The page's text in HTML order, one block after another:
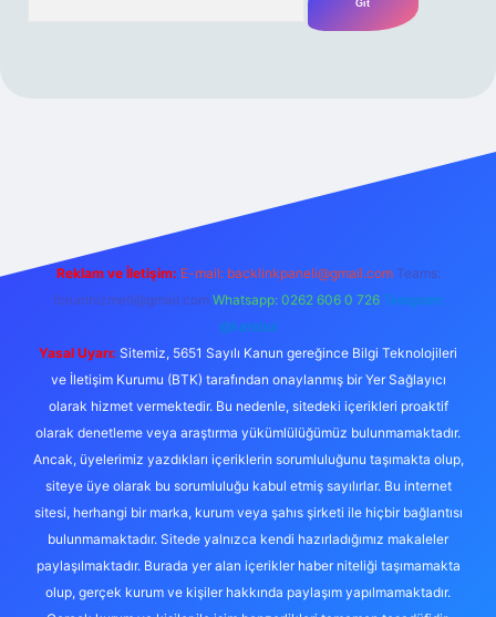
Reklam ve İletişim: E-mail: backlinkpaneli@gmail.com Teams:
forumhizmeti@gmail.com Whatsapp: 0262 606 0 726 Telegram:
@karabul
Yasal Uyarı: Sitemiz, 5651 Sayılı Kanun gereğince Bilgi Teknolojileri
ve İletişim Kurumu (BTK) tarafından onaylanmış bir Yer Sağlayıcı
olarak hizmet vermektedir. Bu nedenle, sitedeki içerikleri proaktif
olarak denetleme veya araştırma yükümlülüğümüz bulunmamaktadır.
Ancak, üyelerimiz yazdıkları içeriklerin sorumluluğunu taşımakta olup,
siteye üye olarak bu sorumluluğu kabul etmiş sayılırlar. Bu internet
sitesi, herhangi bir marka, kurum veya şahıs şirketi ile hiçbir bağlantısı
bulunmamaktadır. Sitede yalnızca kendi hazırladığımız makaleler
paylaşılmaktadır. Burada yer alan içerikler haber niteliği taşımamakta
olup, gerçek kurum ve kişiler hakkında paylaşım yapılmamaktadır.